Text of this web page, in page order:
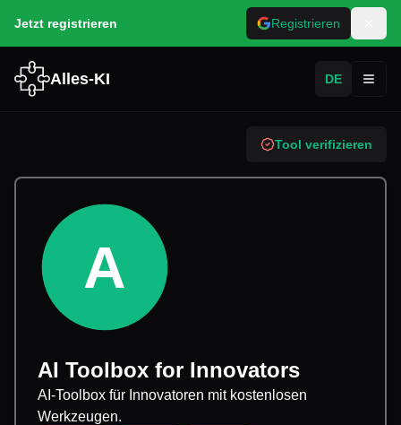
Jetzt registrieren Registrieren
Alles-KI DE
Tool verifizieren
A
AI Toolbox for Innovators
AI-Toolbox für Innovatoren mit kostenlosen
Werkzeugen.